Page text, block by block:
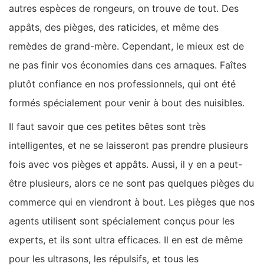
autres espèces de rongeurs, on trouve de tout. Des
appâts, des pièges, des raticides, et même des
remèdes de grand-mère. Cependant, le mieux est de
ne pas finir vos économies dans ces arnaques. Faîtes
plutôt confiance en nos professionnels, qui ont été
formés spécialement pour venir à bout des nuisibles.
Il faut savoir que ces petites bêtes sont très
intelligentes, et ne se laisseront pas prendre plusieurs
fois avec vos pièges et appâts. Aussi, il y en a peut-
être plusieurs, alors ce ne sont pas quelques pièges du
commerce qui en viendront à bout. Les pièges que nos
agents utilisent sont spécialement conçus pour les
experts, et ils sont ultra efficaces. Il en est de même
pour les ultrasons, les répulsifs, et tous les